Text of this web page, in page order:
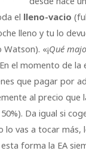
el lleno-vacio
lleno y tu lo
«¡Qué
En el momento de
que pagar por
al precio que
Da igual si
lo vas a tocar más,
forma la EA